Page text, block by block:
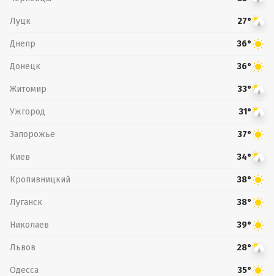
Луцк 27°
Днепр 36°
Донецк 36°
Житомир 33°
Ужгород 31°
Запорожье 37°
Киев 34°
Кропивницкий 38°
Луганск 38°
Николаев 39°
Львов 28°
Одесса 35°